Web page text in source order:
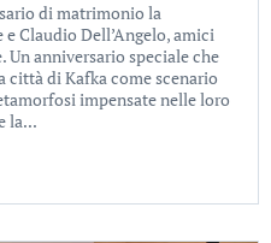
di matrimonio la
Claudio Dell’Angelo, amici
anniversario speciale che
città di Kafka come scenario
impensate nelle loro
la...